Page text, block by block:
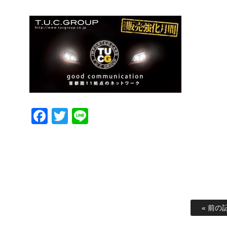
Facebook
Twitter
« 前の